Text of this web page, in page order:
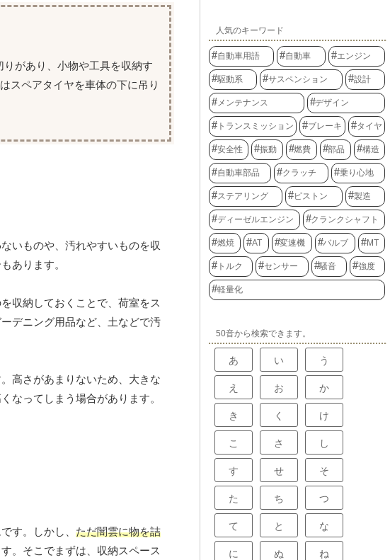
があり、小物や工具を収納す
スペアタイヤを車体の下に吊り
いものや、汚れやすいものを収
あります。
収納しておくことで、荷室をス
デニング用品など、土などで汚
高さがあまりないため、大きな
なってしまう場合があります。
す。しかし、 ただ闇雲に物を詰
。そこでまずは、収納スペース
人気のキーワード
自動車用語 自動車 エンジン
駆動系 サスペンション 設計
メンテナンス デザイン
トランスミッション ブレーキ タイヤ
安全性 振動 燃費 部品 構造
自動車部品 クラッチ 乗り心地
ステアリング ピストン 製造
ディーゼルエンジン クランクシャフト
燃焼 AT 変速機 バルブ MT
トルク センサー 騒音 強度
軽量化
50音から検索できます。
あ い う
え お か
き く け
こ さ し
す せ そ
た ち つ
て と な
に ぬ ね